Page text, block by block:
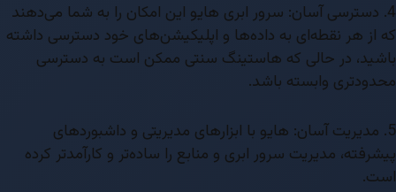
4. دسترسی آسان: سرور ابری هایو این امکان را به شما می‌دهند
که از هر نقطه‌ای به داده‌ها و اپلیکیشن‌های خود دسترسی داشته
باشید، در حالی که هاستینگ سنتی ممکن است به دسترسی
محدودتری وابسته باشد.
5. مدیریت آسان: هایو با ابزارهای مدیریتی و داشبوردهای
پیشرفته، مدیریت سرور ابری و منابع را ساده‌تر و کارآمدتر کرده
است.